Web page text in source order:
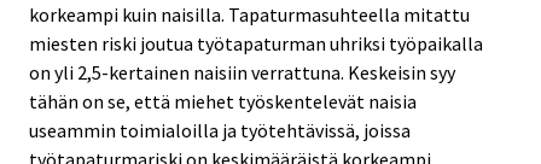
korkeampi kuin naisilla. Tapaturmasuhteella mitattu
miesten riski joutua työtapaturman uhriksi työpaikalla
on yli 2,5-kertainen naisiin verrattuna. Keskeisin syy
tähän on se, että miehet työskentelevät naisia
useammin toimialoilla ja työtehtävissä, joissa